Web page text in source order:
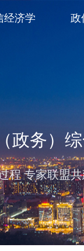
政务）
程 专家联盟
经济学 政